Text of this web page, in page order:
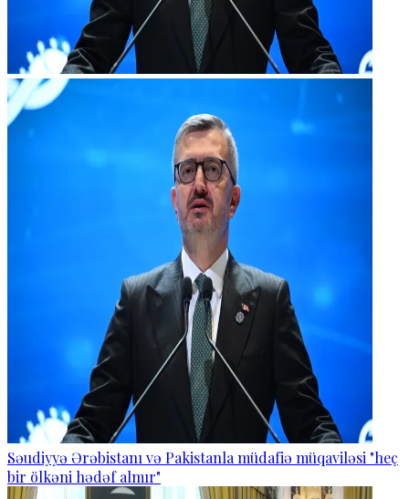
Səudiyyə Ərəbistanı və Pakistanla müdafiə müqaviləsi "heç
bir ölkəni hədəf almır"